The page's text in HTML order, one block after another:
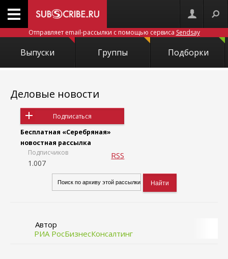
Отправляет email-рассылки с помощью сервиса Sendsay
Выпуски Группы Подборки
Деловые новости
Подписаться
Бесплатная «Серебряная»
новостная рассылка
Подписчиков
1.007
RSS
Автор
РИА РосБизнесКонсалтинг